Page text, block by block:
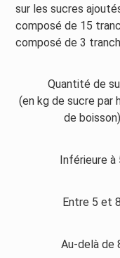
sur les sucres
composé de 15
composé de 3
Quantité de
(en kg de sucre par
de boisson)
Inférieure à
Entre 5 et 8
Au-delà de